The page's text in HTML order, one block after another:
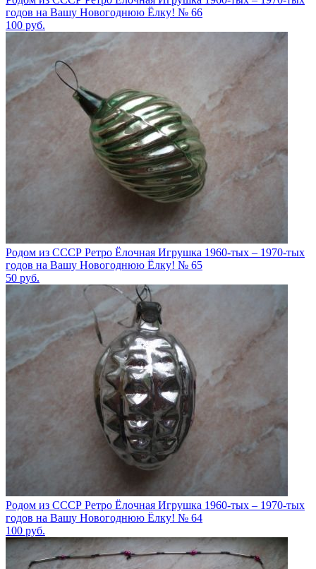
годов на Вашу Новогоднюю Ёлку! № 66
100 руб.
Родом из СССР Ретро Ёлочная Игрушка 1960-тых – 1970-тых
годов на Вашу Новогоднюю Ёлку! № 65
50 руб.
Родом из СССР Ретро Ёлочная Игрушка 1960-тых – 1970-тых
годов на Вашу Новогоднюю Ёлку! № 64
100 руб.